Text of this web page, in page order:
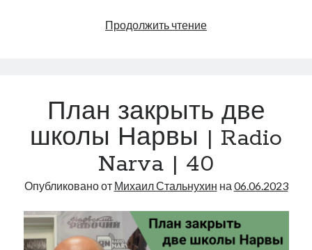
Продолжить чтениеКуда
Radio
Narva
41
План закрыть две
школы Нарвы | Radio
Narva | 40
Опубликовано от Михаил Стальнухин на 06.06.2023